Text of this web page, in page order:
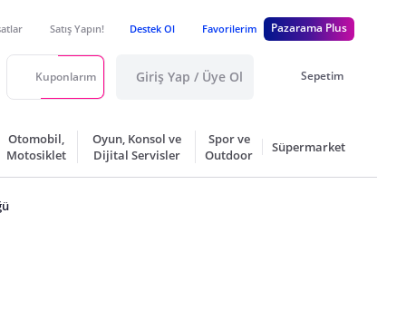
Satış Yapın! Destek Ol Favorilerim Pazarama Plus
Kuponlarım Giriş Yap / Üye Ol Sepetim
Otomobil,
Motosiklet
Oyun, Konsol ve
Dijital Servisler
Spor ve
Outdoor
Süpermarket